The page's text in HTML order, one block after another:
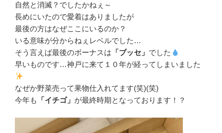
自然と消滅？でしたかねぇ～
長めにいたので愛着はありましたが
最後の方はなぜここにいるのか？
いる意味が分からねぇレベルでした…
そう言えば最後のボーナスは 「ブッセ」 でした
早いものです…神戸に来て１０年が経ってしまいました
なぜか野菜売って果物仕入れてます(笑)(笑)
今年も
「イチゴ」 が最終時期となっております！？